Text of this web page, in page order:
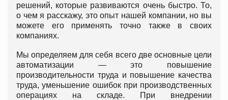
решений, которые развиваются очень быстро. То,
о чем я расскажу, это опыт нашей компании, но вы
можете его применять точно также в своих
компаниях.
Мы определяем для себя всего две основные цели
автоматизации — это повышение
производительности труда и повышение качества
труда, уменьшение ошибок при производственных
операциях на складе. При внедрении